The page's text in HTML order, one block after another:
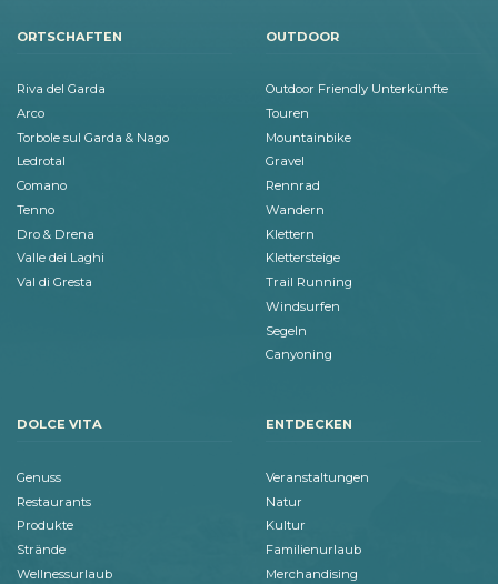
ORTSCHAFTEN
Riva del Garda
Arco
Torbole sul Garda & Nago
Ledrotal
Comano
Tenno
Dro & Drena
Valle dei Laghi
Val di Gresta
OUTDOOR
Outdoor Friendly Unterkünfte
Touren
Mountainbike
Gravel
Rennrad
Wandern
Klettern
Klettersteige
Trail Running
Windsurfen
Segeln
Canyoning
DOLCE VITA
Genuss
Restaurants
Produkte
Strände
Wellnessurlaub
ENTDECKEN
Veranstaltungen
Natur
Kultur
Familienurlaub
Merchandising